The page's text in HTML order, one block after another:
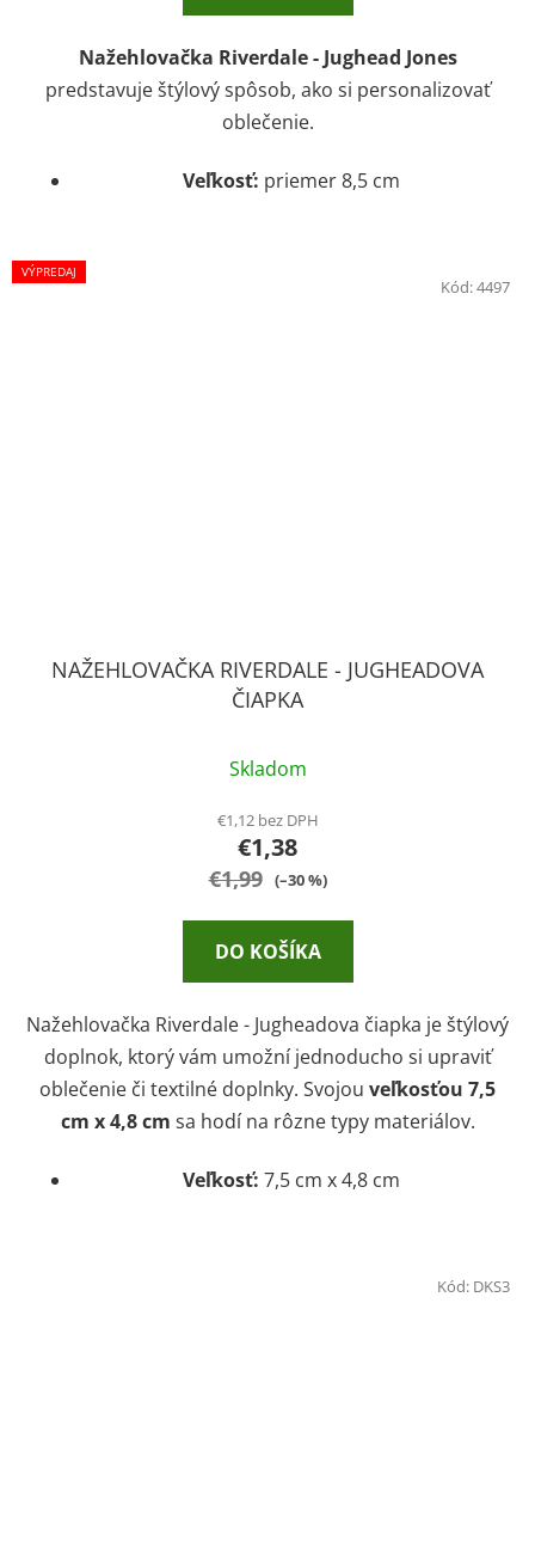
Nažehlovačka Riverdale - Jughead Jones
predstavuje štýlový spôsob, ako si personalizovať
oblečenie.
Veľkosť: priemer 8,5 cm
VÝPREDAJ
NAŽEHLOVAČKA RIVERDALE - JUGHEADOVA
ČIAPKA
Skladom
€1,12 bez DPH
€1,38
€1,99 (–30 %)
DO KOŠÍKA
Nažehlovačka Riverdale - Jugheadova čiapka je štýlový
doplnok, ktorý vám umožní jednoducho si upraviť
oblečenie či textilné doplnky. Svojou veľkosťou 7,5
cm x 4,8 cm sa hodí na rôzne typy materiálov.
Veľkosť: 7,5 cm x 4,8 cm
Kód:4497
Kód: DKS3